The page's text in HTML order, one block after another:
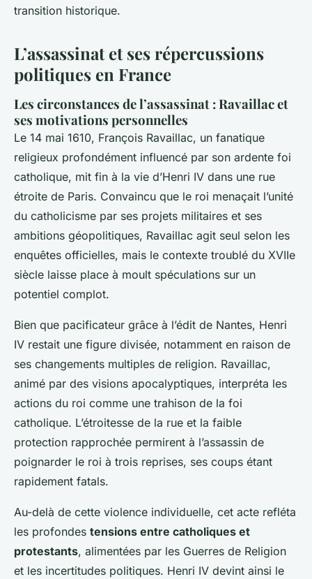
transition historique.
L’assassinat et ses répercussions
politiques en France
Les circonstances de l’assassinat : Ravaillac et
ses motivations personnelles
Le 14 mai 1610, François Ravaillac, un fanatique
religieux profondément influencé par son ardente foi
catholique, mit fin à la vie d’Henri IV dans une rue
étroite de Paris. Convaincu que le roi menaçait l’unité
du catholicisme par ses projets militaires et ses
ambitions géopolitiques, Ravaillac agit seul selon les
enquêtes officielles, mais le contexte troublé du XVIIe
siècle laisse place à moult spéculations sur un
potentiel complot.
Bien que pacificateur grâce à l’édit de Nantes, Henri
IV restait une figure divisée, notamment en raison de
ses changements multiples de religion. Ravaillac,
animé par des visions apocalyptiques, interpréta les
actions du roi comme une trahison de la foi
catholique. L’étroitesse de la rue et la faible
protection rapprochée permirent à l’assassin de
poignarder le roi à trois reprises, ses coups étant
rapidement fatals.
Au-delà de cette violence individuelle, cet acte refléta
les profondes tensions entre catholiques et
protestants, alimentées par les Guerres de Religion
et les incertitudes politiques. Henri IV devint ainsi le